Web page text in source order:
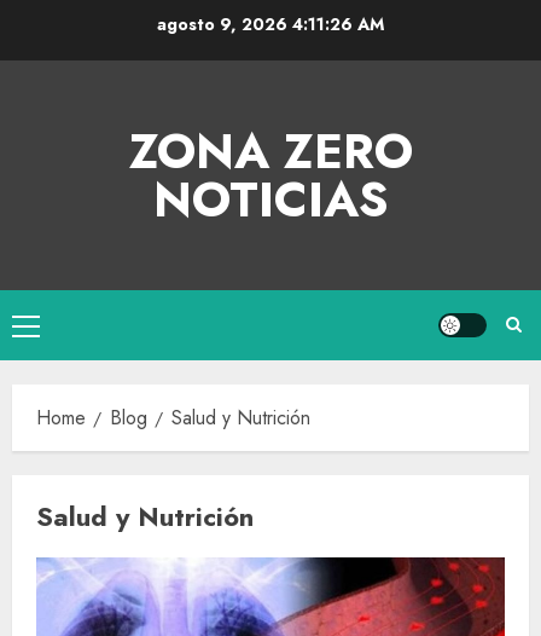
agosto 9, 2026 4:11:26 AM
ZONA ZERO
NOTICIAS
Home Blog Salud y Nutrición
Salud y Nutrición